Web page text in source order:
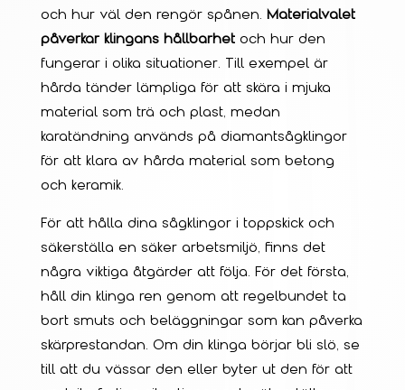
och hur väl den rengör spånen. Materialvalet
påverkar klingans hållbarhetoch hur den
fungerar i olika situationer. Till exempel är
hårda tänder lämpliga för att skära i mjuka
material som trä och plast, medan
karatändning används på diamantsågklingor
för att klara av hårda material som betong
och keramik.
För att hålla dina sågklingor i toppskick och
säkerställa en säker arbetsmiljö, finns det
några viktiga åtgärder att följa. För det första,
håll din klinga ren genom att regelbundet ta
bort smuts och beläggningar som kan påverka
skärprestandan. Om din klinga börjar bli slö, se
till att du vässar den eller byter ut den för att